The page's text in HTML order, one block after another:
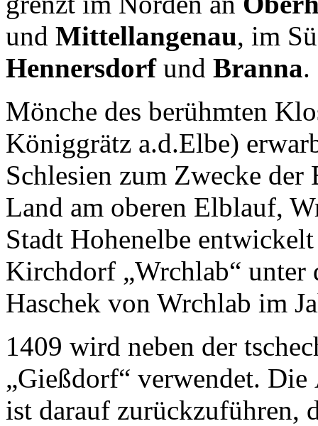
und Mittellangenau, im
Hennersdorfund Branna.
Mönche des berühmten
Königgrätz a.d.Elbe)
Schlesien zum Zwecke
Land am oberen Elblauf,
Stadt Hohenelbe
Kirchdorf „Wrchlab“ unter
Haschek von Wrchlab im
1409 wird neben der
„Gießdorf“ verwendet.
ist darauf zurückzuführen,